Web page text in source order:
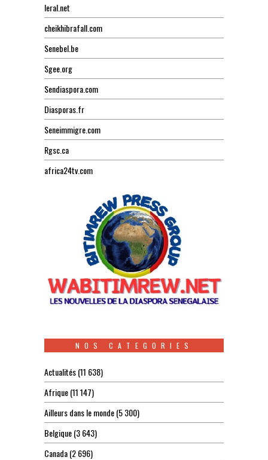
leral.net
cheikhibrafall.com
Senebel.be
Sgee.org
Sendiaspora.com
Diasporas.fr
Seneimmigre.com
Rgsc.ca
africa24tv.com
NOS CATEGORIES
Actualités(11 638)
Afrique(11 147)
Ailleurs dans le monde(5 300)
Belgique(3 643)
Canada(2 696)